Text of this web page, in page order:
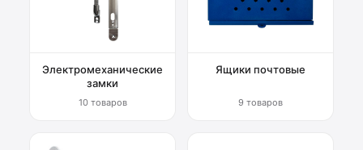
Электромеханические
замки
10 товаров
Ящики почтовые
9 товаров